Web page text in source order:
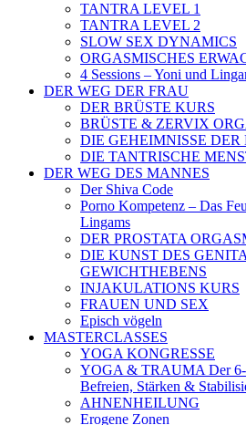
TANTRA LEVEL 1
TANTRA LEVEL 2
SLOW SEX DYNAMICS
ORGASMISCHES
4 Sessions – Yoni und
DER WEG DER FRAU
DER BRÜSTE KURS
BRÜSTE & ZERVIX
DIE GEHEIMNISSE DER
DIE TANTRISCHE
DER WEG DES MANNES
Der Shiva Code
Porno Kompetenz – Das
Lingams
DER PROSTATA
DIE KUNST DES
GEWICHTHEBENS
INJAKULATIONS KURS
FRAUEN UND SEX
Episch vögeln
MASTERCLASSES
YOGA KONGRESSE
YOGA & TRAUMA Der
Befreien, Stärken &
AHNENHEILUNG
Erogene Zonen